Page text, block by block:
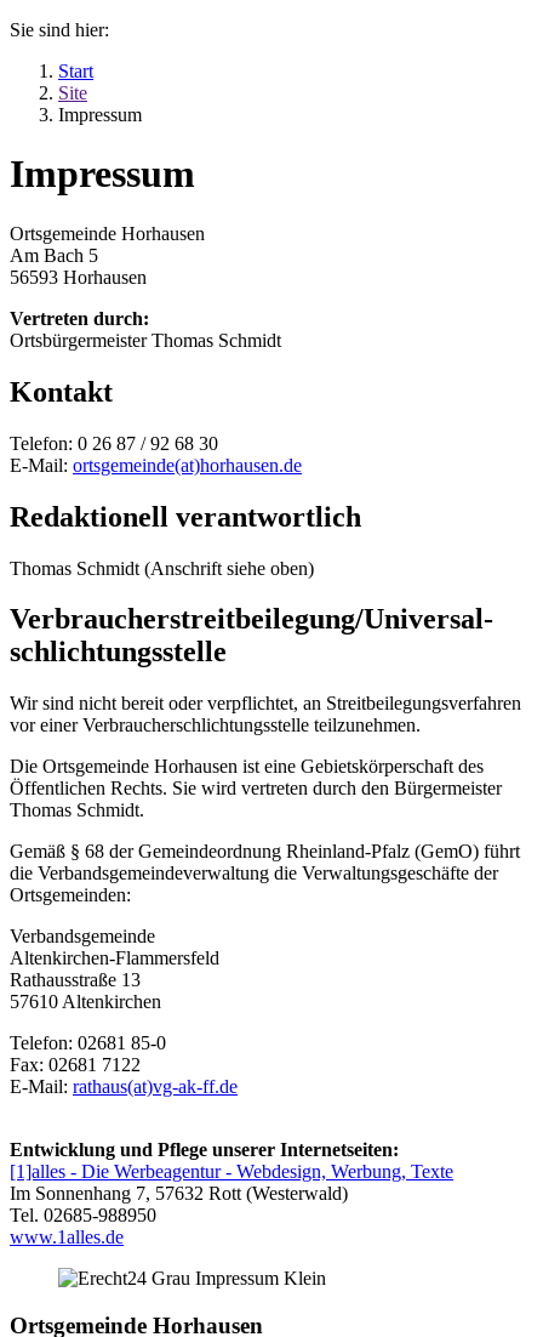
Sie sind hier:
Start
Site
Impressum
Impressum
Ortsgemeinde Horhausen
Am Bach 5
56593 Horhausen
Vertreten durch:
Ortsbürgermeister Thomas Schmidt
Kontakt
Telefon: 0 26 87 / 92 68 30
E-Mail: ortsgemeinde(at)horhausen.de
Redaktionell verantwortlich
Thomas Schmidt (Anschrift siehe oben)
Verbraucher­streit­beilegung/Universal­
schlichtungs­stelle
Wir sind nicht bereit oder verpflichtet, an Streitbeilegungsverfahren
vor einer Verbraucherschlichtungsstelle teilzunehmen.
Die Ortsgemeinde Horhausen ist eine Gebietskörperschaft des
Öffentlichen Rechts. Sie wird vertreten durch den Bürgermeister
Thomas Schmidt.
Gemäß § 68 der Gemeindeordnung Rheinland-Pfalz (GemO) führt
die Verbandsgemeindeverwaltung die Verwaltungsgeschäfte der
Ortsgemeinden:
Verbandsgemeinde
Altenkirchen-Flammersfeld
Rathausstraße 13
57610 Altenkirchen
Telefon: 02681 85-0
Fax: 02681 7122
E-Mail: rathaus(at)vg-ak-ff.de
Entwicklung und Pflege unserer Internetseiten:
[1]alles - Die Werbeagentur - Webdesign, Werbung, Texte
Im Sonnenhang 7, 57632 Rott (Westerwald)
Tel. 02685-988950
www.1alles.de
Ortsgemeinde Horhausen